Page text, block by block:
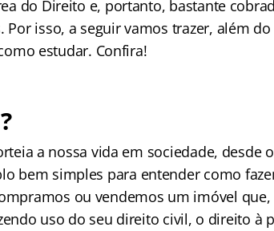
do Direito e, portanto, bastante
isso, a seguir vamos trazer, além
estudar. Confira!
a nossa vida em sociedade, desde o
bem simples para entender como
ou vendemos um imóvel que,
uso do seu direito civil, o direito à